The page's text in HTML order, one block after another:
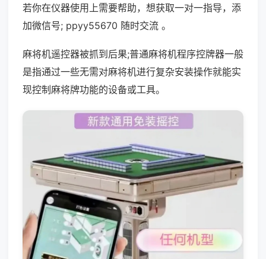
若你在仪器使用上需要帮助，想获取一对一指导，添
加微信号; ppyy55670 随时交流 。
麻将机遥控器被抓到后果;普通麻将机程序控牌器一般
是指通过一些无需对麻将机进行复杂安装操作就能实
现控制麻将牌功能的设备或工具。